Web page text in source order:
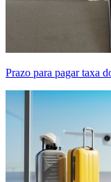
Prazo para pagar taxa